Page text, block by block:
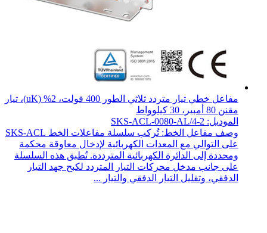
مفاعل خطي تيار متردد ثلاثي الطور 400 فولت، 2% (uK)، تيار
مقنن 80 أمبير، 30 كيلوواط
الموديل: SKS-ACL-0080-AL/4-2
وصف مفاعل الخط: تُركب سلسلة مفاعلات الخط SKS-ACL
على التوالي مع المعدات الكهربائية لإدخال معاوقة محكمة
ومحددة إلى الدائرة الكهربائية المترددة. تُطبق هذه السلسلة
على جانب مدخل محركات التيار المتردد لكبح جهد التيار
الدفقي، وتقليل التيار الدفقي والتيار ...